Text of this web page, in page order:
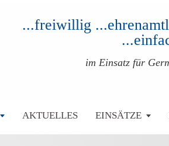
...freiwillig
im Einsatz für
AKTUELLES EINSÄTZE